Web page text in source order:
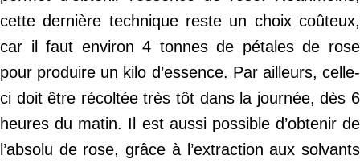
cette dernière technique reste un choix coûteux,
car il faut environ 4 tonnes de pétales de rose
pour produire un kilo d’essence. Par ailleurs, celle-
ci doit être récoltée très tôt dans la journée, dès 6
heures du matin. Il est aussi possible d’obtenir de
l’absolu de rose, grâce à l’extraction aux solvants